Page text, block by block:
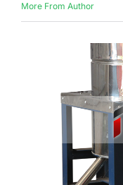
More From Author